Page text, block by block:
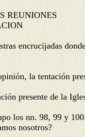
REUNIONES
encrucijadas
la tentación
presente de la
los nn. 98, 99 y
nosotros?